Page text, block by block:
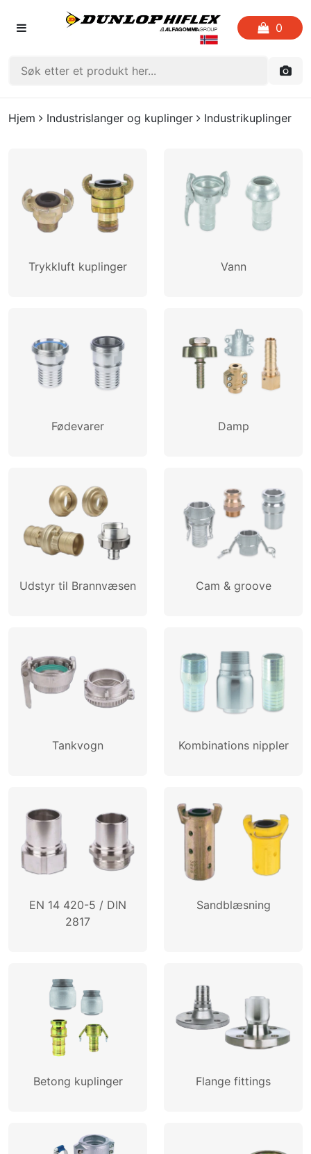
0
FORSIDEN
KATALOGER
CRIMP
Hjem Industrislanger og kuplinger Industrikuplinger
Trykkluft kuplinger Vann
Fødevarer Damp
Udstyr til Brannvæsen Cam & groove
Tankvogn Kombinations nippler
EN 14 420-5 / DIN
2817
Sandblæsning
Betong kuplinger Flange fittings